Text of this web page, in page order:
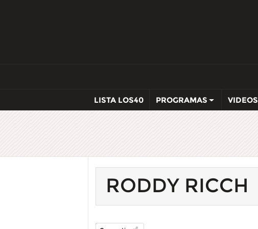
LISTA LOS40 PROGRAMAS VIDEOS
RODDY RICCH